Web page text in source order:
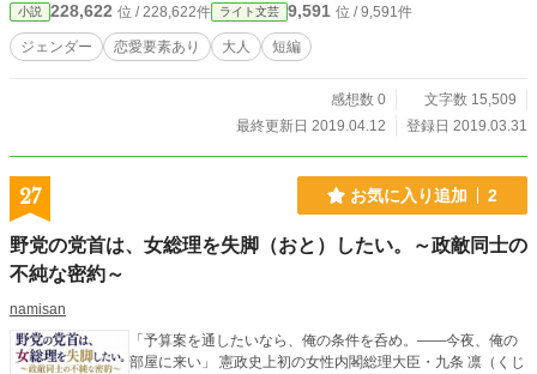
小説 228,622 位 / 228,622件 ライト文芸 9,591 位 / 9,591件
ジェンダー 恋愛要素あり 大人 短編
感想数 0
文字数 15,509
最終更新日 2019.04.12
登録日 2019.03.31
27 お気に入り追加 2
野党の党首は、女総理を失脚（おと）したい。～政敵同士の
不純な密約～
namisan
「予算案を通したいなら、俺の条件を呑め。――今夜、俺の
部屋に来い」 憲政史上初の女性内閣総理大臣・九条 凛（くじ